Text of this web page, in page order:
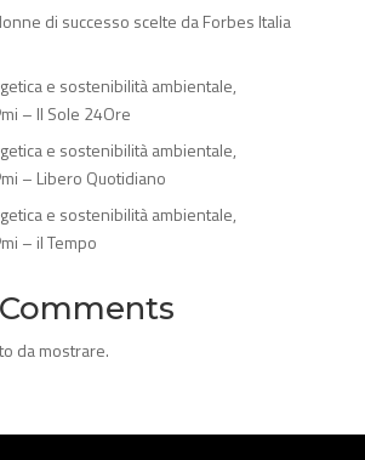
di successo scelte da Forbes Italia
e sostenibilità ambientale,
– Il Sole 24Ore
e sostenibilità ambientale,
– Libero Quotidiano
e sostenibilità ambientale,
– il Tempo
da mostrare.